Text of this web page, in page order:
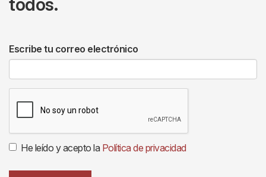
Escribe tu correo electrónico
He leído y acepto la Política de privacidad